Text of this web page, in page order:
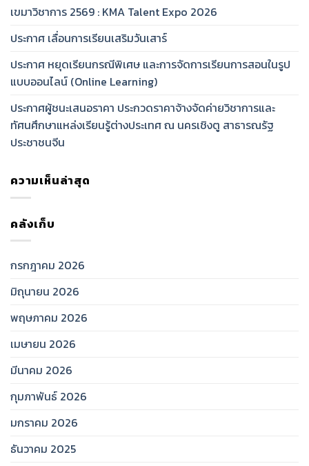
เขมาวิชาการ 2569 : KMA Talent Expo 2026
ประกาศ เลื่อนการเรียนเสริมวันเสาร์
ประกาศ หยุดเรียนกรณีพิเศษ และการจัดการเรียนการสอนในรูป
แบบออนไลน์ (Online Learning)
ประกาศผู้ชนะเสนอราคา ประกวดราคาจ้างจัดค่ายวิชาการและ
ทัศนศึกษาแหล่งเรียนรู้ต่างประเทศ ณ นครเชิงตู สาธารณรัฐ
ประชาชนจีน
ความเห็นล่าสุด
คลังเก็บ
กรกฎาคม 2026
มิถุนายน 2026
พฤษภาคม 2026
เมษายน 2026
มีนาคม 2026
กุมภาพันธ์ 2026
มกราคม 2026
ธันวาคม 2025